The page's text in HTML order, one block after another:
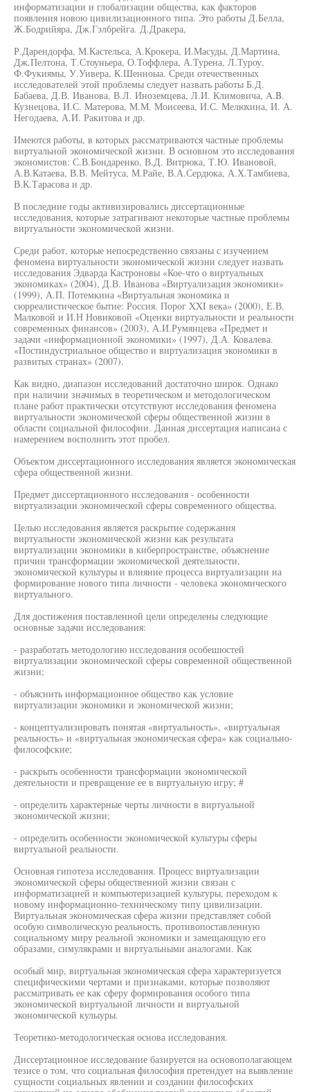
информатизации и глобализации общества, как факторов
появления новою цивилизационного типа. Это работы Д.Белла,
Ж.Бодрийяра, Дж.Гэлбрейга. Д.Дракера,
Р.Дарендорфа, М.Кастельса, А.Крокера, И.Масуды, Д.Мартина,
Дж.Пелтона, Т.Стоуньера, О.Тоффлера, А.Турена, Л.Туроу,
Ф.Фукиямы, У.Уивера, К.Шенноыа. Среди отечественных
исследователей этой проблемы следует назвать работы Б.Д.
Бабаева, Д.В. Иванова, В.Л. Иноземцева, Л.И. Климовича, A.B.
Кузнецова, И.С. Матерова, М.М. Моисеева, И.С. Мелюхина, И. А.
Негодаева, А.И. Ракитова и др.
Имеются работы, в которых рассматриваются частные проблемы
виртуальной экономической жизни. В основном это исследования
экономистов: С.В.Бондаренко, В.Д. Витрюка, Т.Ю. Ивановой,
А.В.Катаева, В.В. Мейтуса, М.Райе, В.А.Сердюка, А.Х.Тамбиева,
В.К.Тарасова и др.
В последние годы активизировались диссертационные
исследования, которые затрагивают некоторые частные проблемы
виртуальности экономической жизни.
Среди работ, которые непосредственно связаны с изучением
феномена виртуальности экономической жизни следует назвать
исследования Эдварда Кастроновы «Кое-что о виртуальных
экономиках» (2004), Д.В. Иванова «Виртуализация экономики»
(1999), А.П. Потемкина «Виртуальная экономика и
сюрреалистическое бытие: Россия. Порог XXI века» (2000), Е.В.
Малковой и И.Н Новиковой «Оценки виртуальности и реальности
современных финансов» (2003), А.И.Румянцева «Предмет и
задачи «информационной экономики» (1997), Д.А. Ковалева.
«Постиндустриальное общество и виртуализация экономики в
развитых странах» (2007).
Как видно, диапазон исследований достаточно широк. Однако
при наличии значимых в теоретическом и методологическом
плане работ практически отсутствуют исследования феномена
виртуальности экономической сферы общественной жизни в
области социальной философии. Данная диссертация написана с
намерением восполнить этот пробел.
Объектом диссертационного исследования является экономическая
сфера общественной жизни.
Предмет диссертационного исследования - особенности
виртуализации экономической сферы современного общества.
Целью исследования является раскрытие содержания
виртуальности экономической жизни как результата
виртуализации экономики в киберпространстве, объяснение
причин трансформации экономической деятельности,
экономической культуры и влияние процесса виртуализации на
формирование нового типа личности - человека экономического
виртуального.
Для достижения поставленной цели определены следующие
основные задачи исследования:
- разработать методологию исследования особешюстей
виртуализации экономической сферы современной общественной
жизни;
- объяснить информационное общество как условие
виртуализации экономики и экономической жизни;
- концептуализировать понятая «виртуальность», «виртуальная
реальность» и «виртуальная экономическая сфера» как социально-
философские;
- раскрыть особенности трансформации экономической
деятельности и превращение ее в виртуальную игру; #
- определить характерные черты личности в виртуальной
экономической жизни;
- определить особенности экономической культуры сферы
виртуальной реальности.
Основная гипотеза исследования. Процесс виртуализации
экономической сферы общественной жизни связан с
информатизацией и компьютеризацией культуры, переходом к
новому информационно-техническому типу цивилизации.
Виртуальная экономическая сфера жизни представляет собой
особую символическую реальность, противопоставленную
социальному миру реальной экономики и замещающую его
образами, симулякрами и виртуальными аналогами. Как
особый мир, виртуальная экономическая сфера характеризуется
специфическими чертами и признаками, которые позволяют
рассматривать ее как сферу формирования особого типа
экономической виртуальной личности и виртуальной
экономической кулыуры.
Теоретико-методологическая основа исследования.
Диссертационное исследование базируется на основополагающем
тезисе о том, что социальная философия претендует на выявление
сущности социальных явлении и создании философских